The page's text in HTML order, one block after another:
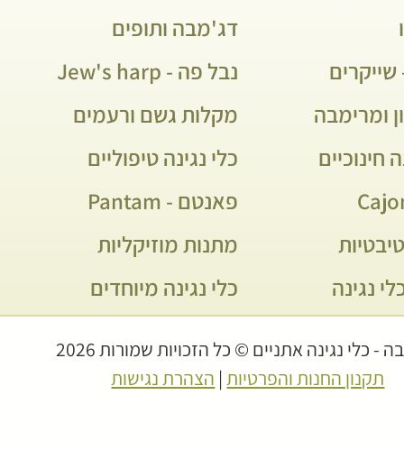
דג'מבה ותופים
נבל פה - Jew's harp
ומרימבה
מקלות גשם ורעמים
חינוכיים
כלי נגינה טיפוליים
פאנטם - Pantam
מתנות מוזיקליות
נגינה
כלי נגינה מיוחדים
- כלי נגינה אתניים © כל הזכויות שמורות 2026
תקנון החנות והפרטיות| הצהרת נגישות